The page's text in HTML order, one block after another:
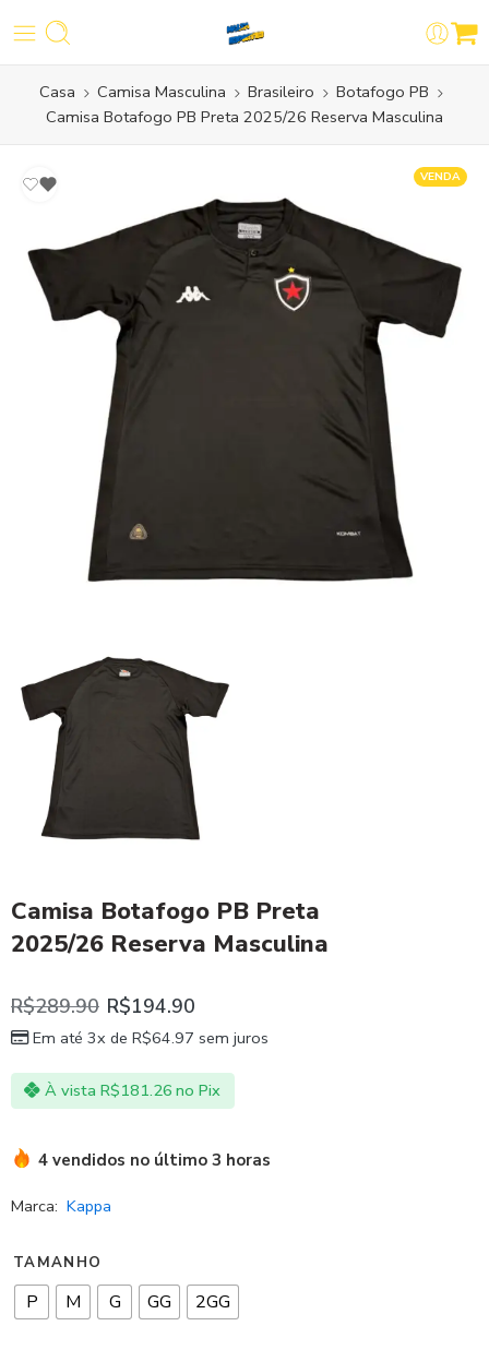
Casa Camisa Masculina Brasileiro
Botafogo PB
Camisa Botafogo PB Preta 2025/26 Reserva Masculina
VENDA
Camisa Botafogo PB Preta
2025/26 Reserva Masculina
R$289.90 R$194.90
Em até 3x de R$64.97 sem juros
À vista R$181.26 no Pix
4 vendidos no último 3 horas
Marca: Kappa
TAMANHO
P M G GG 2GG